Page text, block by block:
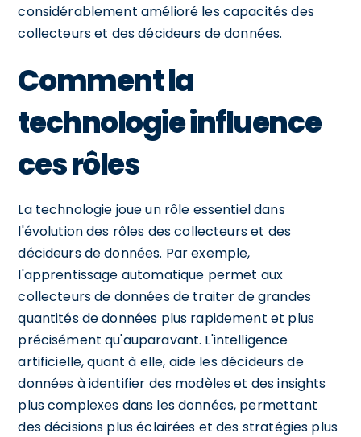
considérablement amélioré les capacités des
collecteurs et des décideurs de données.
Comment la
technologie influence
ces rôles
La technologie joue un rôle essentiel dans
l'évolution des rôles des collecteurs et des
décideurs de données. Par exemple,
l'apprentissage automatique permet aux
collecteurs de données de traiter de grandes
quantités de données plus rapidement et plus
précisément qu'auparavant. L'intelligence
artificielle, quant à elle, aide les décideurs de
données à identifier des modèles et des insights
plus complexes dans les données, permettant
des décisions plus éclairées et des stratégies plus